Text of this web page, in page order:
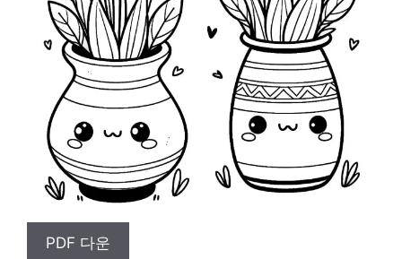
PDF 다운